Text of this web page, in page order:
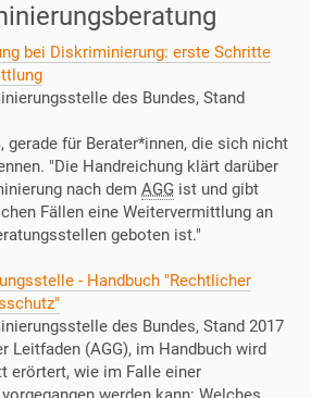
bei Diskriminierung: erste Schritte
des Bundes, Stand
gerade für Berater*innen, die sich nicht
"Die Handreichung klärt darüber
nach dem AGG ist und gibt
Fällen eine Weitervermittlung an
geboten ist."
- Handbuch "Rechtlicher
des Bundes, Stand 2017
Leitfaden (AGG), im Handbuch wird
erörtert, wie im Falle einer